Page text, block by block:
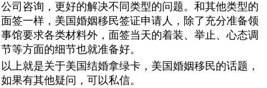
公司咨询，更好的解决不同类型的问题。和其他类型的
面签一样，美国婚姻移民签证申请人，除了充分准备领
事馆要求各类材料外，面签当天的着装、举止、心态调
节等方面的细节也就准备好。
以上就是关于美国结婚拿绿卡，美国婚姻移民的话题，
如果有其他疑问，可以私信。